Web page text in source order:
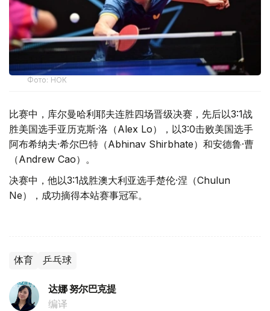
Фото: НОК
比赛中，库尔曼哈利耶夫连胜四场晋级决赛，先后以3:1战
胜美国选手亚历克斯·洛（Alex Lo），以3:0击败美国选手
阿布希纳夫·希尔巴特（Abhinav Shirbhate）和安德鲁·曹
（Andrew Cao）。
决赛中，他以3:1战胜澳大利亚选手楚伦·涅（Chulun
Ne），成功摘得本站赛事冠军。
体育 乒乓球
达娜 努尔巴克提
编译